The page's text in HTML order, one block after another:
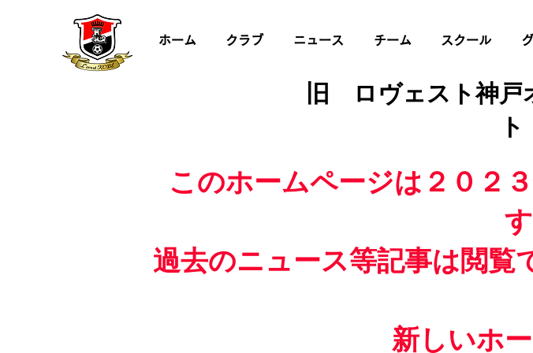
ホーム クラブ ニュース チーム スクール
旧 ロヴェスト神戸
ト
このホームページは２０２
す
過去のニュース等記事は閲覧
新しいホ